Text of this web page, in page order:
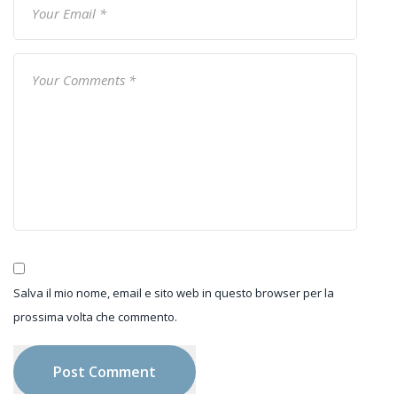
Salva il mio nome, email e sito web in questo browser per la
prossima volta che commento.
Post Comment